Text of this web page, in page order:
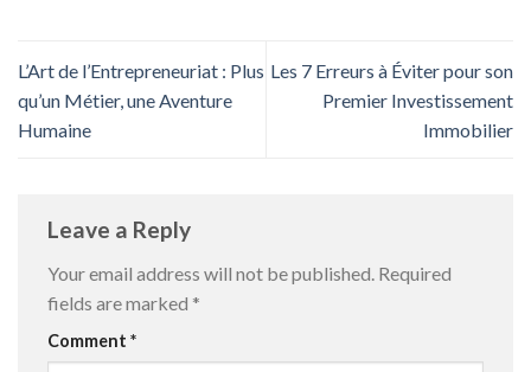
L’Art de l’Entrepreneuriat : Plus
qu’un Métier, une Aventure
Humaine
Les 7 Erreurs à Éviter pour son
Premier Investissement
Immobilier
Leave a Reply
Your email address will not be published. Required
fields are marked *
Comment *